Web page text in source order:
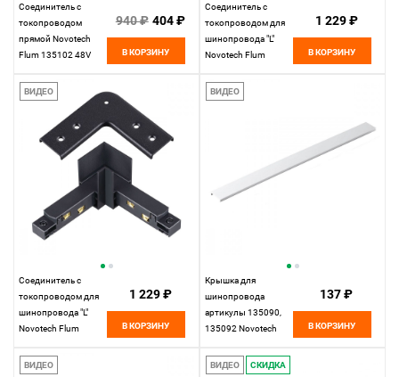
Cоединитель с
токопроводом
прямой Novotech
Flum 135102 48V
940 ₽ 404 ₽
В КОРЗИНУ
Соединитель с
токопроводом для
шинопровода "L"
Novotech Flum
1 229 ₽
В КОРЗИНУ
ВИДЕО
Соединитель с
токопроводом для
шинопровода "L"
Novotech Flum
1 229 ₽
В КОРЗИНУ
ВИДЕО
Крышка для
шинопровода
артикулы 135090,
135092 Novotech
137 ₽
В КОРЗИНУ
ВИДЕО ВИДЕО СКИДКА